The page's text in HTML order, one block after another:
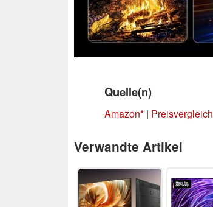
Quelle(n)
Amazon | Preisvergleich
Verwandte Artikel